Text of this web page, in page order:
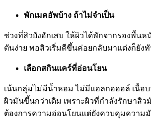
พักเมคอัพบ้าง ถ้าไม่จำเป็น
ช่วงที่สิวยังอักเสบ ให้ผิวได้พักจากรองพื้น
ตันง่าย พอสิวเริ่มดีขึ้นค่อยกลับมาแต่งก็ยัง
เลือกสกินแคร์ที่อ่อนโยน
เน้นกลุ่มไม่มีน้ำหอม ไม่มีแอลกอฮอล์ เนื้อบ
ผิวมันขึ้นกว่าเดิม เพราะผิวที่กำลังรักษาสิว
ต้องการความอ่อนโยนแต่ยังควบคุมความ